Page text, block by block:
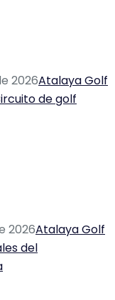
2026Atalaya Golf
de golf
2026Atalaya Golf
del